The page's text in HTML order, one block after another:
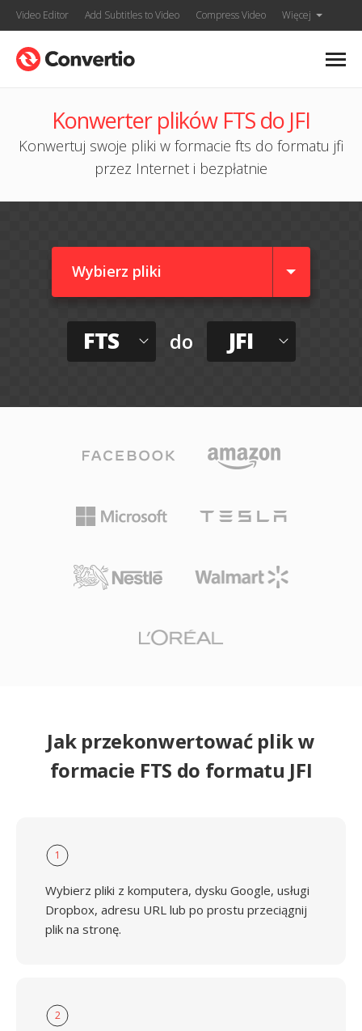
Video Editor Add Subtitles to Video Compress Video Więcej
Konwerter plików FTS do JFI
Konwertuj swoje pliki w formacie fts do formatu jfi
przez Internet i bezpłatnie
Wybierz pliki
FTS do JFI
Jak przekonwertować plik w
formacie FTS do formatu JFI
1
Wybierz pliki z komputera, dysku Google, usługi
Dropbox, adresu URL lub po prostu przeciągnij
plik na stronę.
2